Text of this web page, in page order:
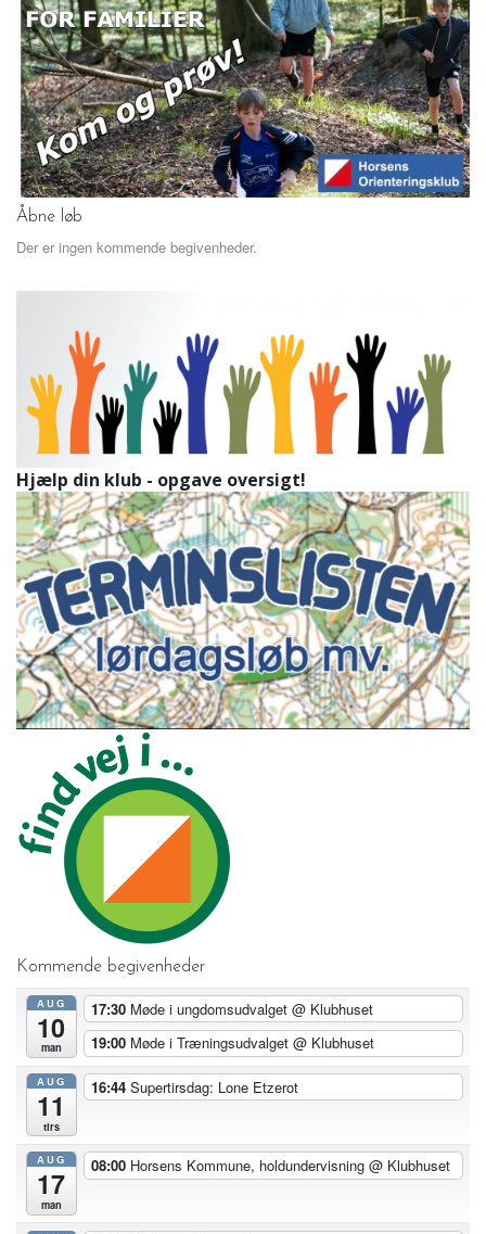
Åbne løb
Der er ingen kommende begivenheder.
Hjælp din klub - opgave oversigt!
Kommende begivenheder
AUG
10
man
17:30 Møde i ungdomsudvalget @ Klubhuset
19:00 Møde i Træningsudvalget @ Klubhuset
AUG
11
tirs
16:44 Supertirsdag: Lone Etzerot
AUG
17
man
08:00 Horsens Kommune, holdundervisning @ Klubhuset